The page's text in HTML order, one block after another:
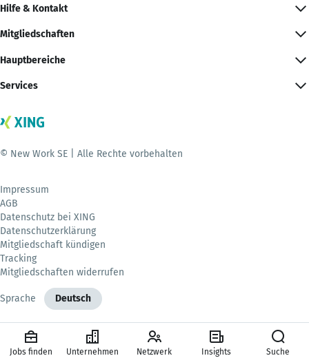
Hilfe & Kontakt
Mitgliedschaften
Hauptbereiche
Services
© New Work SE | Alle Rechte vorbehalten
Impressum
AGB
Datenschutz bei XING
Datenschutzerklärung
Mitgliedschaft kündigen
Tracking
Mitgliedschaften widerrufen
Sprache Deutsch
Jobs finden Unternehmen Netzwerk Insights Suche